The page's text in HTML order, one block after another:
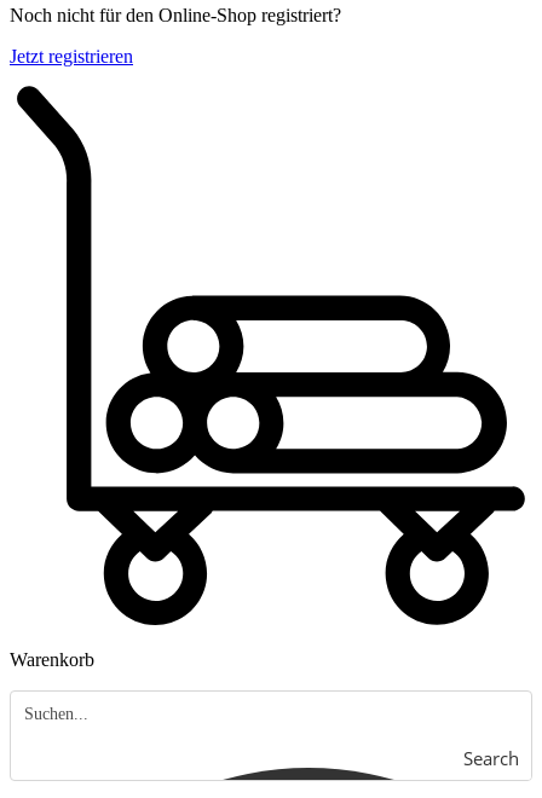
Noch nicht für den Online-Shop registriert?
Jetzt registrieren
Warenkorb
Search